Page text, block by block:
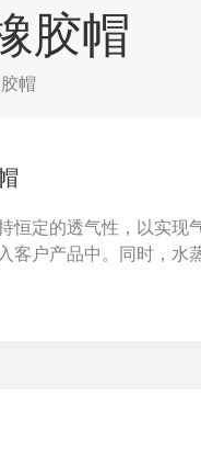
胶帽
帽
恒定的透气性，以实现
客户产品中。同时，水